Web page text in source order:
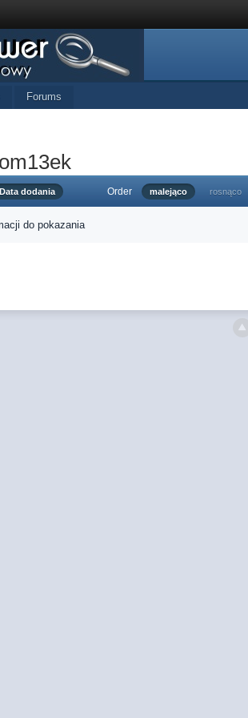
Forums
Data dodania Order malejąco rosnąco
do pokazania